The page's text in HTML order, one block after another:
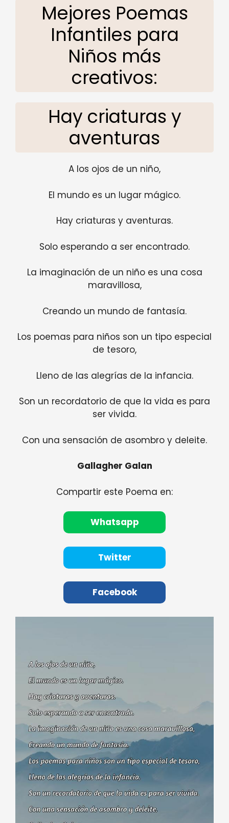
Mejores Poemas
Infantiles para
Niños más
creativos:
Hay criaturas y
aventuras
A los ojos de un niño,
El mundo es un lugar mágico.
Hay criaturas y aventuras.
Solo esperando a ser encontrado.
La imaginación de un niño es una cosa
maravillosa,
Creando un mundo de fantasía.
Los poemas para niños son un tipo especial
de tesoro,
Lleno de las alegrías de la infancia.
Son un recordatorio de que la vida es para
ser vivida.
Con una sensación de asombro y deleite.
Gallagher Galan
Compartir este Poema en:
Whatsapp
Twitter
Facebook